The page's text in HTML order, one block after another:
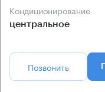
Кондиционирование
центральное
Позвонить